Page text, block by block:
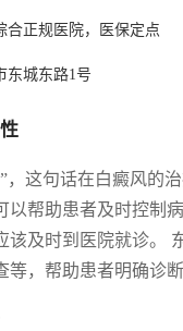
合正规医院，医保定点
东城东路1号
，这句话在白癜风的
以帮助患者及时控制
该及时到医院就诊。
，帮助患者明确诊断